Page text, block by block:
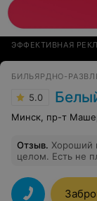
ЭФФЕКТИВНАЯ
БИЛЬЯРДНО-
5.0
Минск, пр-т
Отзыв. Хороший
целом. Есть не
чем в 90%
но это даже